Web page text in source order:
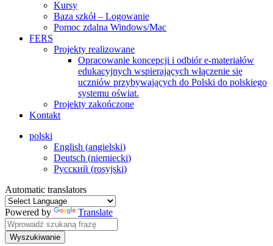
Kursy
Baza szkół – Logowanie
Pomoc zdalna Windows/Mac
FERS
Projekty realizowane
Opracowanie koncepcji i odbiór e-materiałów
edukacyjnych wspierających włączenie się
uczniów przybywających do Polski do polskiego
systemu oświat.
Projekty zakończone
Kontakt
polski
English (angielski)
Deutsch (niemiecki)
Русский (rosyjski)
Automatic translators
Powered by Translate
Wyszukiwanie